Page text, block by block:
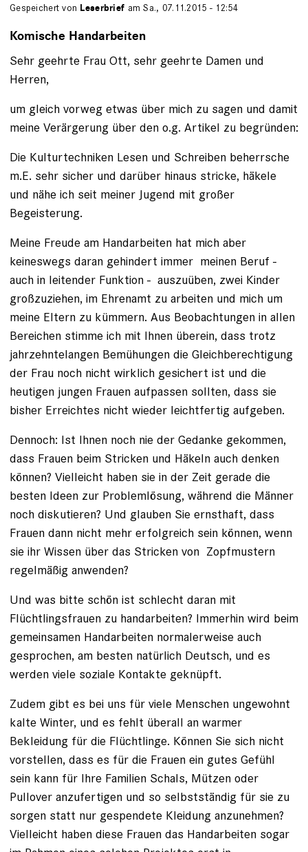
Gespeichert von Leserbrief am Sa., 07.11.2015 - 12:54
Komische Handarbeiten
Sehr geehrte Frau Ott, sehr geehrte Damen und
Herren,
um gleich vorweg etwas über mich zu sagen und damit
meine Verärgerung über den o.g. Artikel zu begründen:
Die Kulturtechniken Lesen und Schreiben beherrsche
m.E. sehr sicher und darüber hinaus stricke, häkele
und nähe ich seit meiner Jugend mit großer
Begeisterung.
Meine Freude am Handarbeiten hat mich aber
keineswegs daran gehindert immer meinen Beruf -
auch in leitender Funktion - auszuüben, zwei Kinder
großzuziehen, im Ehrenamt zu arbeiten und mich um
meine Eltern zu kümmern. Aus Beobachtungen in allen
Bereichen stimme ich mit Ihnen überein, dass trotz
jahrzehntelangen Bemühungen die Gleichberechtigung
der Frau noch nicht wirklich gesichert ist und die
heutigen jungen Frauen aufpassen sollten, dass sie
bisher Erreichtes nicht wieder leichtfertig aufgeben.
Dennoch: Ist Ihnen noch nie der Gedanke gekommen,
dass Frauen beim Stricken und Häkeln auch denken
können? Vielleicht haben sie in der Zeit gerade die
besten Ideen zur Problemlösung, während die Männer
noch diskutieren? Und glauben Sie ernsthaft, dass
Frauen dann nicht mehr erfolgreich sein können, wenn
sie ihr Wissen über das Stricken von Zopfmustern
regelmäßig anwenden?
Und was bitte schön ist schlecht daran mit
Flüchtlingsfrauen zu handarbeiten? Immerhin wird beim
gemeinsamen Handarbeiten normalerweise auch
gesprochen, am besten natürlich Deutsch, und es
werden viele soziale Kontakte geknüpft.
Zudem gibt es bei uns für viele Menschen ungewohnt
kalte Winter, und es fehlt überall an warmer
Bekleidung für die Flüchtlinge. Können Sie sich nicht
vorstellen, dass es für die Frauen ein gutes Gefühl
sein kann für Ihre Familien Schals, Mützen oder
Pullover anzufertigen und so selbstständig für sie zu
sorgen statt nur gespendete Kleidung anzunehmen?
Vielleicht haben diese Frauen das Handarbeiten sogar